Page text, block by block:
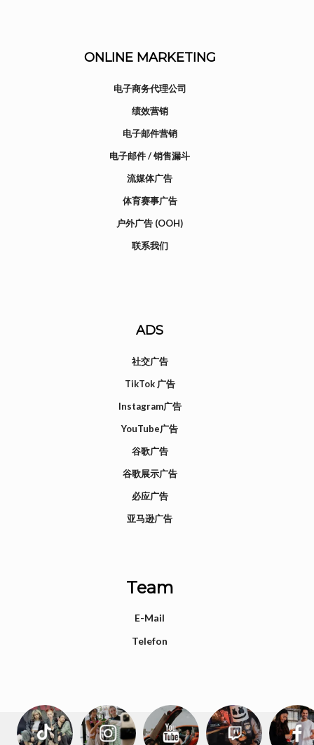
ONLINE MARKETING
电子商务代理公司
绩效营销
电子邮件营销
电子邮件 / 销售漏斗
流媒体广告
体育赛事广告
户外广告 (OOH)
联系我们
ADS
社交广告
TikTok 广告
Instagram广告
YouTube广告
谷歌广告
谷歌展示广告
必应广告
亚马逊广告
Team
E-Mail
Telefon